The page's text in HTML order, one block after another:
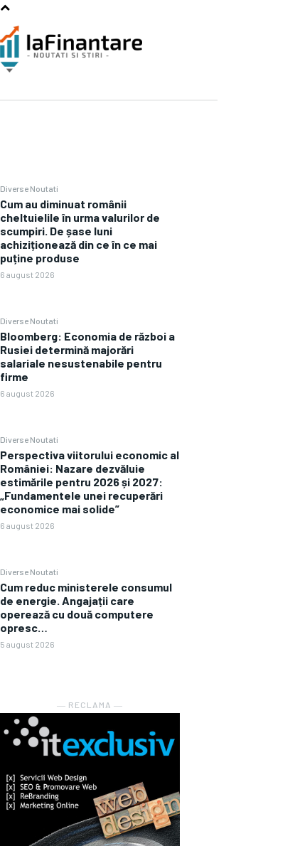
Diverse Noutati
Cum au diminuat românii
cheltuielile în urma valurilor de
scumpiri. De șase luni
achiziționează din ce în ce mai
puține produse
6 august 2026
Diverse Noutati
Bloomberg: Economia de război a
Rusiei determină majorări
salariale nesustenabile pentru
firme
6 august 2026
Diverse Noutati
Perspectiva viitorului economic al
României: Nazare dezvăluie
estimările pentru 2026 și 2027:
„Fundamentele unei recuperări
economice mai solide”
6 august 2026
Diverse Noutati
Cum reduc ministerele consumul
de energie. Angajații care
operează cu două computere
opresc…
5 august 2026
― RECLAMA ―